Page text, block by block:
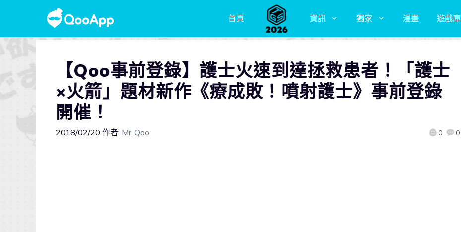
首頁 資訊 獨家 漫畫 遊戲庫
【Qoo事前登錄】護士火速到達拯救患者！「護士
×火箭」題材新作《療成敗！噴射護士》事前登錄
開催！
2018/02/20 作者: Mr. Qoo 0 0